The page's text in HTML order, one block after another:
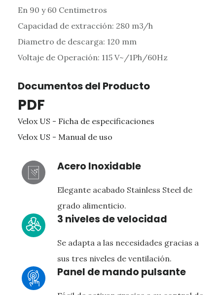
En 90 y 60 Centimetros
Capacidad de extracción: 280 m3/h
Diametro de descarga: 120 mm
Voltaje de Operación: 115 V~/1Ph/60Hz
Documentos del Producto
PDF
Velox US - Ficha de especificaciones
Velox US - Manual de uso
Acero Inoxidable
Elegante acabado Stainless Steel de
grado alimenticio.
3 niveles de velocidad
Se adapta a las necesidades gracias a
sus tres niveles de ventilación.
Panel de mando pulsante